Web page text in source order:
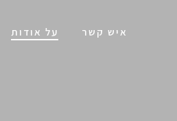
על אודות איש קשר